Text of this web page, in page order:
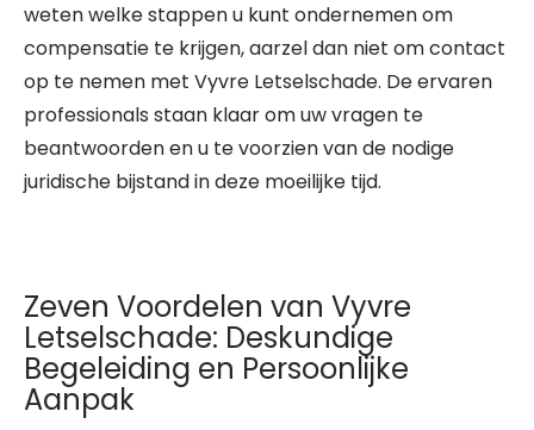
weten welke stappen u kunt ondernemen om
compensatie te krijgen, aarzel dan niet om contact
op te nemen met Vyvre Letselschade. De ervaren
professionals staan klaar om uw vragen te
beantwoorden en u te voorzien van de nodige
juridische bijstand in deze moeilijke tijd.
Zeven Voordelen van Vyvre
Letselschade: Deskundige
Begeleiding en Persoonlijke
Aanpak